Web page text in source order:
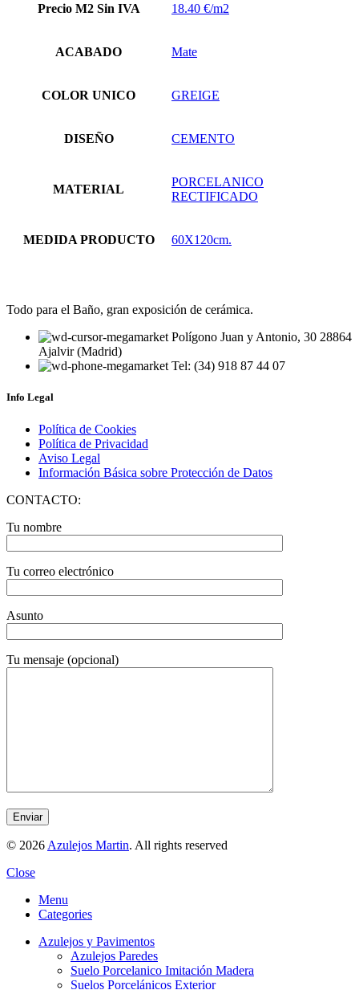
Precio M2 Sin IVA 18.40 €/m2
ACABADO Mate
COLOR UNICO GREIGE
DISEÑO CEMENTO
MATERIAL
PORCELANICO
RECTIFICADO
MEDIDA PRODUCTO 60X120cm.
Todo para el Baño, gran exposición de cerámica.
Polígono Juan y Antonio, 30 28864
Ajalvir (Madrid)
Tel: (34) 918 87 44 07
Info Legal
Política de Cookies
Política de Privacidad
Aviso Legal
Información Básica sobre Protección de Datos
CONTACTO:
Tu nombre
Tu correo electrónico
Asunto
Tu mensaje (opcional)
© 2026 Azulejos Martin. All rights reserved
Close
Menu
Categories
Azulejos y Pavimentos
Azulejos Paredes
Suelo Porcelanico Imitación Madera
Suelos Porcelánicos Exterior